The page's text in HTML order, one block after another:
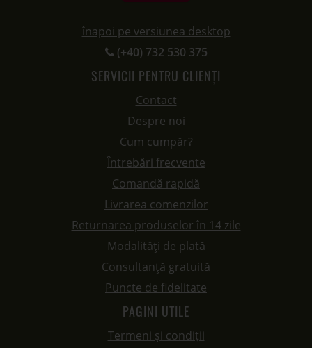
înapoi pe versiunea desktop
(+40) 732 530 375
SERVICII PENTRU CLIENȚI
Contact
Despre noi
Cum cumpăr?
Întrebări frecvente
Comandă rapidă
Livrarea comenzilor
Returnarea produselor în 14 zile
Modalități de plată
Consultanță gratuită
Puncte de fidelitate
PAGINI UTILE
Termeni și condiții